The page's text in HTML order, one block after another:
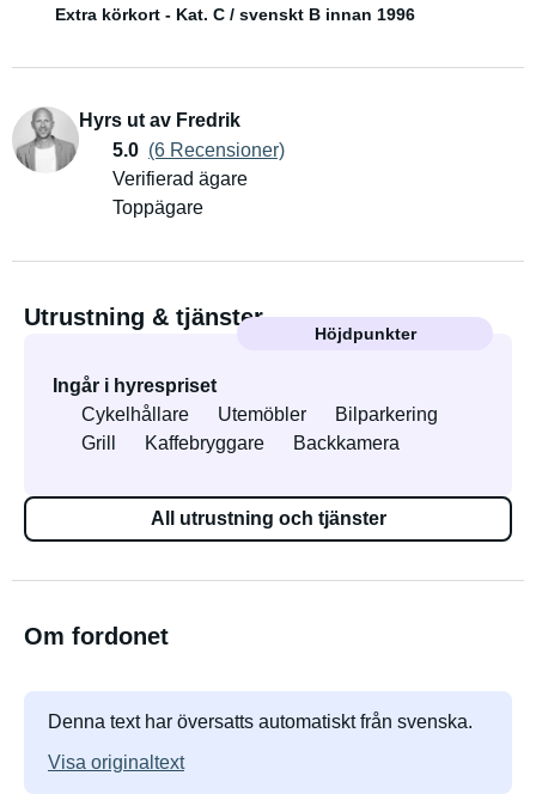
Extra körkort - Kat. C / svenskt B innan 1996
Hyrs ut av Fredrik
5.0 (6 Recensioner)
Verifierad ägare
Toppägare
Utrustning & tjänster
Höjdpunkter
Ingår i hyrespriset
Cykelhållare
Utemöbler
Bilparkering
Grill
Kaffebryggare Backkamera
All utrustning och tjänster
Om fordonet
Denna text har översatts automatiskt från svenska.
Visa originaltext